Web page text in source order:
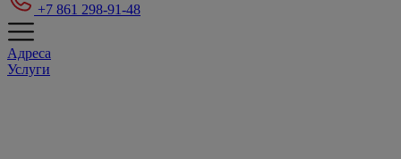
+7 861 298-91-48
Адреса
Услуги